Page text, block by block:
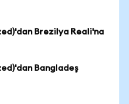
Brezilya Reali'na
Bangladeş